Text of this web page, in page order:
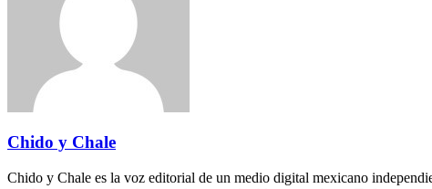
Chido y Chale
Chido y Chale es la voz editorial de un medio digital mexicano